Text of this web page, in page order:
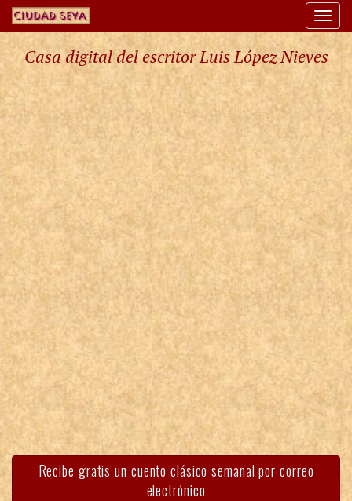
Casa digital del escritor Luis López Nieves
Recibe gratis un cuento clásico semanal por correo
electrónico